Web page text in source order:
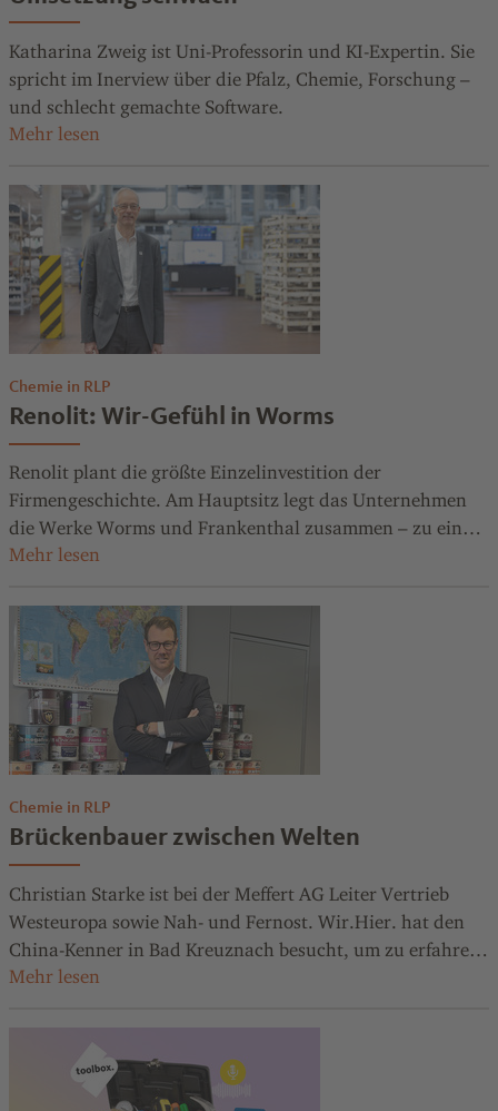
Katharina Zweig ist Uni-Professorin und KI-Expertin. Sie
spricht im Inerview über die Pfalz, Chemie, Forschung –
und schlecht gemachte Software.
Chemie in RLP
Renolit: Wir-Gefühl in Worms
Renolit plant die größte Einzelinvestition der
Firmengeschichte. Am Hauptsitz legt das Unternehmen
die Werke Worms und Frankenthal zusammen – zu einer
hocheffizienten Produktion. Wie es gelingt, trotz
bleiben.
Chemie in RLP
Brückenbauer zwischen Welten
Christian Starke ist bei der Meffert AG Leiter Vertrieb
Westeuropa sowie Nah- und Fernost. Wir.Hier. hat den
China-Kenner in Bad Kreuznach besucht, um zu erfahren:
Wie ticken die Chinesen eigentlich, was schätzen sie an